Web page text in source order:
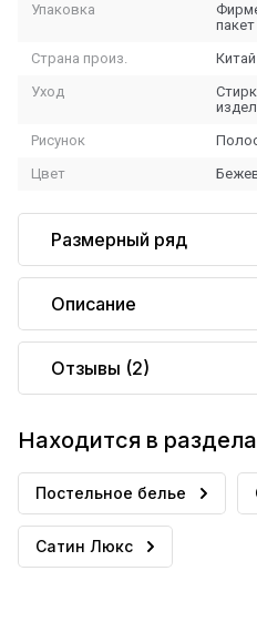
Упаковка
пакет
Страна произ.
Китай
Уход
Рисунок
Цвет
Размерный ряд
Описание
Отзывы (2)
Находится в
Постельное белье
Сатин Люкс